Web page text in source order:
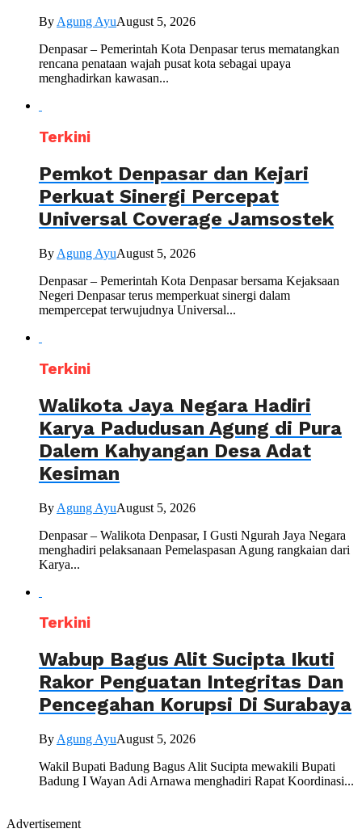
ByAgung AyuAugust 5, 2026
Denpasar – Pemerintah Kota Denpasar terus mematangkan
rencana penataan wajah pusat kota sebagai upaya
menghadirkan kawasan...
Terkini
Pemkot Denpasar dan Kejari
Perkuat Sinergi Percepat
Universal Coverage Jamsostek
By Agung AyuAugust 5, 2026
Denpasar – Pemerintah Kota Denpasar bersama Kejaksaan
Negeri Denpasar terus memperkuat sinergi dalam
mempercepat terwujudnya Universal...
Terkini
Walikota Jaya Negara Hadiri
Karya Padudusan Agung di Pura
Dalem Kahyangan Desa Adat
Kesiman
By Agung AyuAugust 5, 2026
Denpasar – Walikota Denpasar, I Gusti Ngurah Jaya Negara
menghadiri pelaksanaan Pemelaspasan Agung rangkaian dari
Karya...
Terkini
Wabup Bagus Alit Sucipta Ikuti
Rakor Penguatan Integritas Dan
Pencegahan Korupsi Di Surabaya
By Agung AyuAugust 5, 2026
Wakil Bupati Badung Bagus Alit Sucipta mewakili Bupati
Badung I Wayan Adi Arnawa menghadiri Rapat Koordinasi...
Advertisement